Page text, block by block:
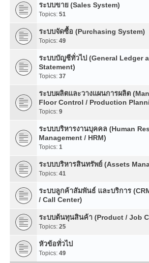
ระบบขาย (Sales System)
Topics: 51
ระบบจัดซื้อ (Purchasing System)
Topics: 49
ระบบบัญชีทั่วไป (General Ledger
Statement)
Topics: 37
ระบบผลิตและวางแผนการผลิต
Floor Control / Production
Topics: 9
ระบบบริหารงานบุคคล (Human
Management / HRM)
Topics: 1
ระบบบริหารสินทรัพย์ (Assets
Topics: 41
ระบบลูกค้าสัมพันธ์ และบริการ
/ Call Center)
ระบบต้นทุนสินค้า (Product / Job
Topics: 25
หัวข้อทั่วไป
Topics: 49